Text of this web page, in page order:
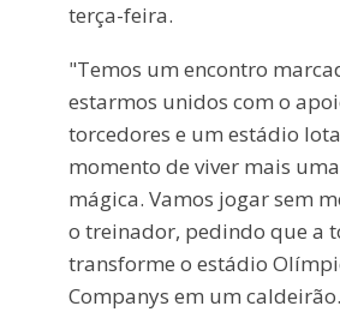
terça-feira.
"Temos um encontro
estarmos unidos com o
torcedores e um estádio
momento de viver mais
mágica. Vamos jogar sem
o treinador, pedindo que a
transforme o estádio
Companys em um caldeirão.